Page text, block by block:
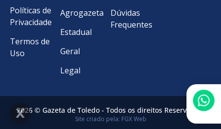
Políticas de
Privacidade
Termos de
Uso
Agrogazeta
Estadual
Geral
Legal
Dúvidas
Frequentes
2026 © Gazeta de Toledo - Todos os direitos Reservados.
Site criado pela: FGX Web